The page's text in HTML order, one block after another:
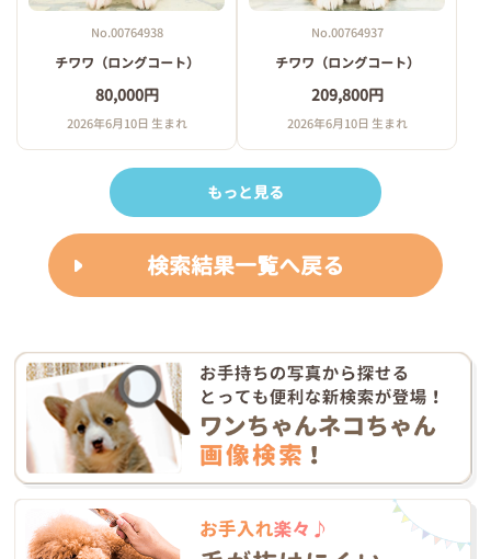
No.00764938
チワワ（ロングコート）
80,000円
2026年6月10日 生まれ
No.00764937
チワワ（ロングコート）
209,800円
2026年6月10日 生まれ
もっと見る
検索結果一覧へ戻る